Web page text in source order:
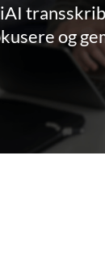
og